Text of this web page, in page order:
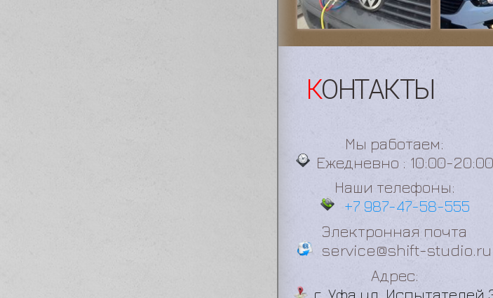
КОНТАКТЫ
Мы работаем:
Ежедневно : 10:00-20:00
Наши телефоны:
+7 987-47-58-555
Электронная почта
service@shift-studio.ru